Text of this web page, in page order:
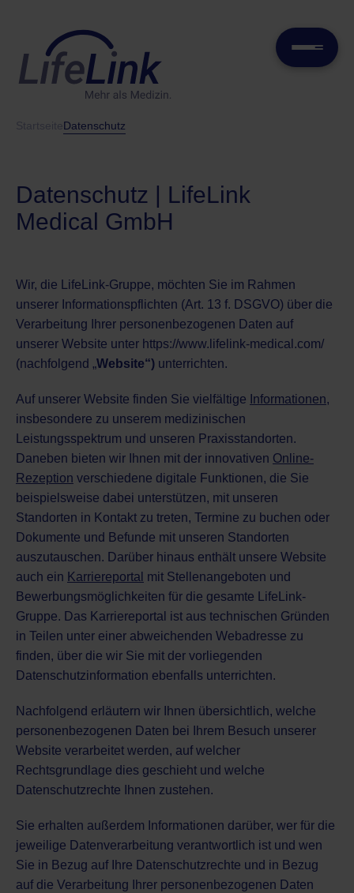
Datenschutz
Datenschutz | LifeLink
Medical GmbH
Wir, die LifeLink-Gruppe, möchten Sie im Rahmen
unserer Informationspflichten (Art. 13 f. DSGVO) über die
Verarbeitung Ihrer personenbezogenen Daten auf
unserer Website unter https://www.lifelink-medical.com/
(nachfolgend „Website“) unterrichten.
Auf unserer Website finden Sie vielfältige Informationen,
insbesondere zu unserem medizinischen
Leistungsspektrum und unseren Praxisstandorten.
Daneben bieten wir Ihnen mit der innovativen Online-
Rezeption verschiedene digitale Funktionen, die Sie
beispielsweise dabei unterstützen, mit unseren
Standorten in Kontakt zu treten, Termine zu buchen oder
Dokumente und Befunde mit unseren Standorten
auszutauschen. Darüber hinaus enthält unsere Website
auch ein Karriereportal mit Stellenangeboten und
Bewerbungsmöglichkeiten für die gesamte LifeLink-
Gruppe. Das Karriereportal ist aus technischen Gründen
in Teilen unter einer abweichenden Webadresse zu
finden, über die wir Sie mit der vorliegenden
Datenschutzinformation ebenfalls unterrichten.
Nachfolgend erläutern wir Ihnen übersichtlich, welche
personenbezogenen Daten bei Ihrem Besuch unserer
Website verarbeitet werden, auf welcher
Rechtsgrundlage dies geschieht und welche
Datenschutzrechte Ihnen zustehen.
Sie erhalten außerdem Informationen darüber, wer für die
jeweilige Datenverarbeitung verantwortlich ist und wen
Sie in Bezug auf Ihre Datenschutzrechte und in Bezug
auf die Verarbeitung Ihrer personenbezogenen Daten